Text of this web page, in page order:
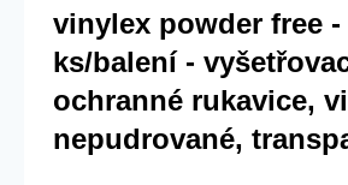
vinylex powder free -
ks/balení -
ochranné rukavice,
nepudrované,